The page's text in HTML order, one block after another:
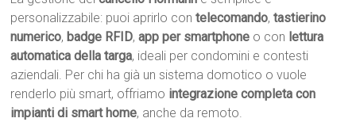
personalizzabile: puoi aprirlo contelecomando,tastierino
numerico, badge RFID,app per smartphone o con lettura
automatica della targa, ideali per condomini e contesti
aziendali. Per chi ha già un sistema domotico o vuole
renderlo più smart, offriamo integrazione completa con
impianti di smart home, anche da remoto.